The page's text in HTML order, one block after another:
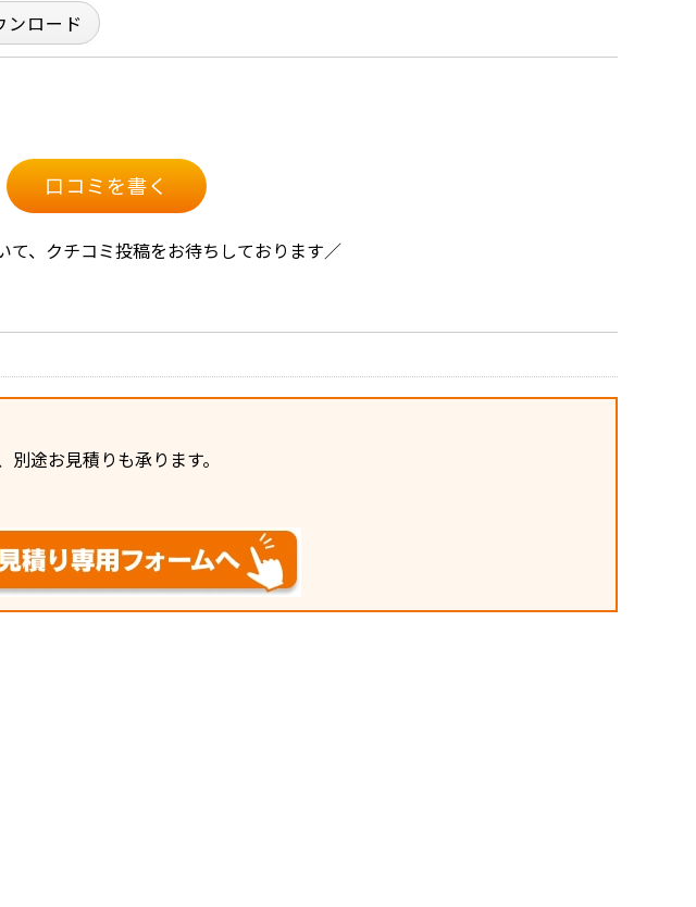
ンロード
口コミを書く
て、クチコミ投稿をお待ちしております／
途お見積りも承ります。